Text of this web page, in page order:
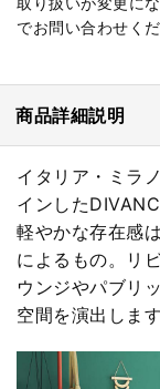
でお問い合わせくだ
商品詳細説明
イタリア・ミラ
インした
軽やかな存在感
によるもの。リ
ウンジやパブリ
空間を演出します